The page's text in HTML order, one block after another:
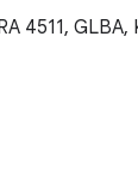
4511,